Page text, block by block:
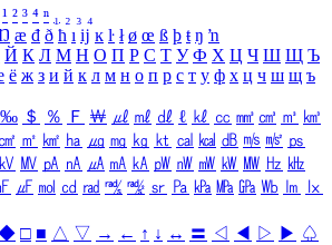
¹ ² ³ ⁴ ⁿ ₁ ₂ ₃ ₄
æ đ ð ħ ı ĳ ĸ ŀ ł ø œ ß þ ŧ ŋ ŉ
Й К Л М Н О П Р С Т У Ф Х Ц Ч Ш Щ Ъ
ё ж з и й к л м н о п р с т у ф х ц ч ш щ ъ
‰ ＄ ％ Ｆ ￦ ㎕ ㎖ ㎗ ℓ ㎘ ㏄ ㎣ ㎤ ㎥ ㎦
㎠ ㎡ ㎢ ㏊ ㎍ ㎎ ㎏ ㏏ ㎈ ㎉ ㏈ ㎧ ㎨ ㎰
㎸ ㎹ ㎀ ㎁ ㎂ ㎃ ㎄ ㎺ ㎻ ㎽ ㎾ ㎿ ㎐ ㎑
㎌ ㏖ ㏅ ㎭ ㎮ ㎯ ㏛ ㎩ ㎪ ㎫ ㎬ ㏝ ㏐
㏓
□ ■ △ ▽ → ← ↑ ↓ ↔ 〓 ◁ ◀ ▷ ▶ ♤